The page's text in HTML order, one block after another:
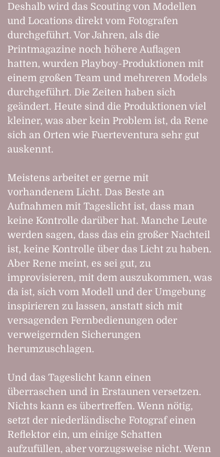
Deshalb wird das Scouting von Modellen
und Locations direkt vom Fotografen
durchgeführt. Vor Jahren, als die
Printmagazine noch höhere Auflagen
hatten, wurden Playboy-Produktionen mit
einem großen Team und mehreren Models
durchgeführt. Die Zeiten haben sich
geändert. Heute sind die Produktionen viel
kleiner, was aber kein Problem ist, da Rene
sich an Orten wie Fuerteventura sehr gut
auskennt.
Meistens arbeitet er gerne mit
vorhandenem Licht. Das Beste an
Aufnahmen mit Tageslicht ist, dass man
keine Kontrolle darüber hat. Manche Leute
werden sagen, dass das ein großer Nachteil
ist, keine Kontrolle über das Licht zu haben.
Aber Rene meint, es sei gut, zu
improvisieren, mit dem auszukommen, was
da ist, sich vom Modell und der Umgebung
inspirieren zu lassen, anstatt sich mit
versagenden Fernbedienungen oder
verweigernden Sicherungen
herumzuschlagen.
Und das Tageslicht kann einen
überraschen und in Erstaunen versetzen.
Nichts kann es übertreffen. Wenn nötig,
setzt der niederländische Fotograf einen
Reflektor ein, um einige Schatten
aufzufüllen, aber vorzugsweise nicht. Wenn